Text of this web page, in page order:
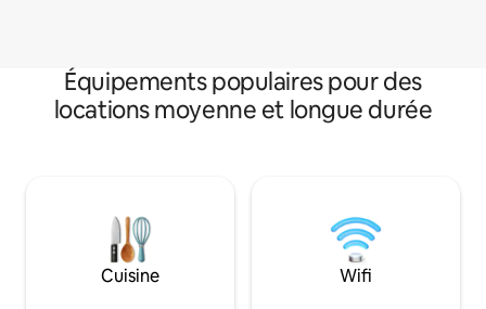
Équipements populaires pour des
locations moyenne et longue durée
Cuisine Wifi